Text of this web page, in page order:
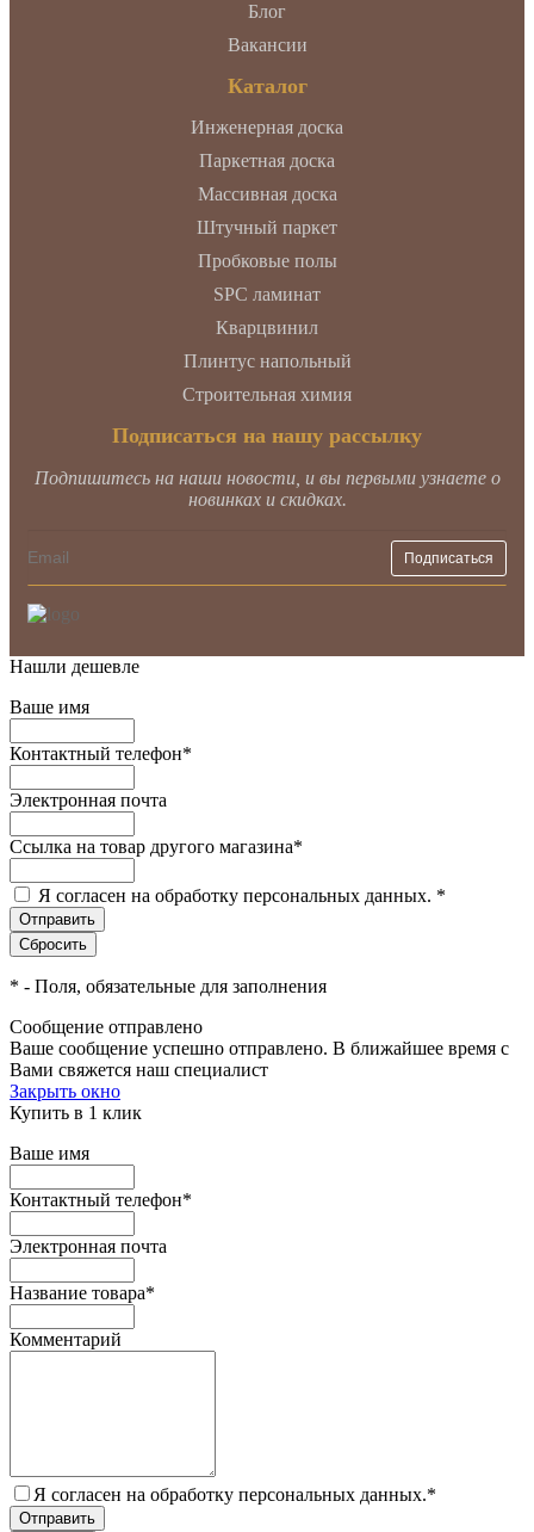
Блог
Вакансии
Каталог
Инженерная доска
Паркетная доска
Массивная доска
Штучный паркет
Пробковые полы
SPC ламинат
Кварцвинил
Плинтус напольный
Строительная химия
Подписаться на нашу рассылку
Подпишитесь на наши новости, и вы первыми узнаете о
новинках и скидках.
Нашли дешевле
Ваше имя
Контактный телефон*
Электронная почта
Ссылка на товар другого магазина*
Я согласен на обработку персональных данных. *
* - Поля, обязательные для заполнения
Сообщение отправлено
Ваше сообщение успешно отправлено. В ближайшее время с
Вами свяжется наш специалист
Закрыть окно
Купить в 1 клик
Ваше имя
Контактный телефон*
Электронная почта
Название товара*
Комментарий
Я согласен на обработку персональных данных.*